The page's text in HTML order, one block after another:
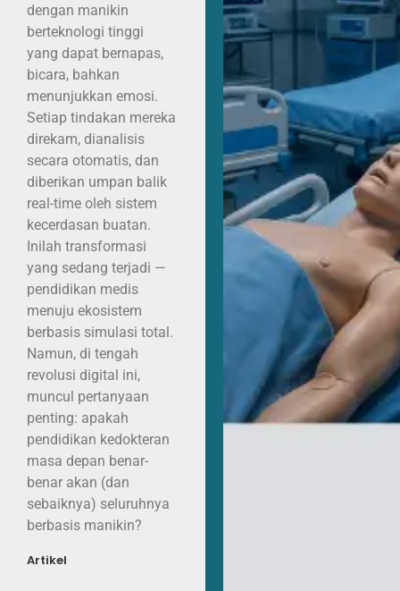
dengan manikin
berteknologi tinggi
yang dapat bernapas,
bicara, bahkan
menunjukkan emosi.
Setiap tindakan mereka
direkam, dianalisis
secara otomatis, dan
diberikan umpan balik
real-time oleh sistem
kecerdasan buatan.
Inilah transformasi
yang sedang terjadi —
pendidikan medis
menuju ekosistem
berbasis simulasi total.
Namun, di tengah
revolusi digital ini,
muncul pertanyaan
penting: apakah
pendidikan kedokteran
masa depan benar-
benar akan (dan
sebaiknya) seluruhnya
berbasis manikin?
Artikel